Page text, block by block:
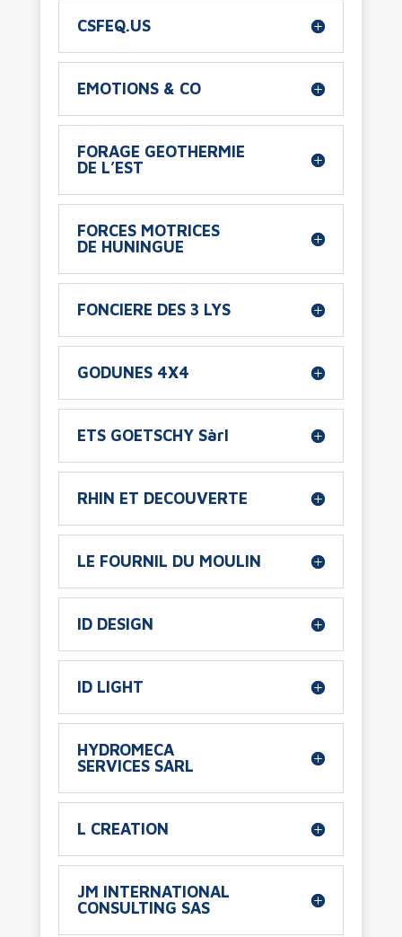
CSFEQ.US
EMOTIONS & CO
FORAGE GEOTHERMIE
DE L’EST
FORCES MOTRICES
DE HUNINGUE
FONCIERE DES 3 LYS
GODUNES 4X4
ETS GOETSCHY Sàrl
RHIN ET DECOUVERTE
LE FOURNIL DU MOULIN
ID DESIGN
ID LIGHT
HYDROMECA
SERVICES SARL
L CREATION
JM INTERNATIONAL
CONSULTING SAS